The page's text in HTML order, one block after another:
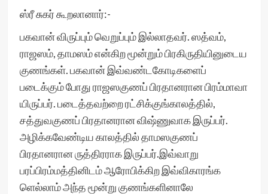
ஸ்ரீ சுகர் கூறலானார்:-
பகவான் விருப்பும் வெறுப்பும் இல்லாதவர். ஸத்வம்,
ராஜஸம், தாமஸம் என்கிற மூன்றும் பிரகிருதியினுடைய
குணங்கள். பகவான் இவ்வண்டகோடிகளைப்
படைக்கும் போது ராஜஸகுணப் பிரதானரான பிரம்மாவா
யிருப்பர். படைத்தவற்றை ரட்சிக்குங்காலத்தில்,
சத்துவகுணப் பிரதானரான விஷ்ணுவாக இருப்பர்.
அழிக்கவேண்டிய காலத்தில் தாமஸகுணப்
பிரதானரான ருத்திரராக இருப்பர்.இவ்வாறு
பரப்பிரம்மத்தினிடம் ஆரோபிக்கிற இவ்விகாரங்க
ளெல்லாம் அந்த மூன்று குணங்களினாலே